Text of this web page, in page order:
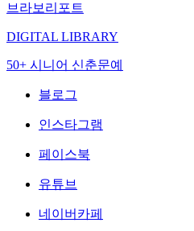
브라보리포트
DIGITAL LIBRARY
50+ 시니어 신춘문예
블로그
인스타그램
페이스북
유튜브
네이버카페